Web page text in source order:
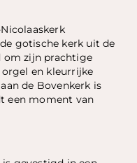
gotische kerk uit de
om zijn prachtige
en kleurrijke
de Bovenkerk is
een moment van